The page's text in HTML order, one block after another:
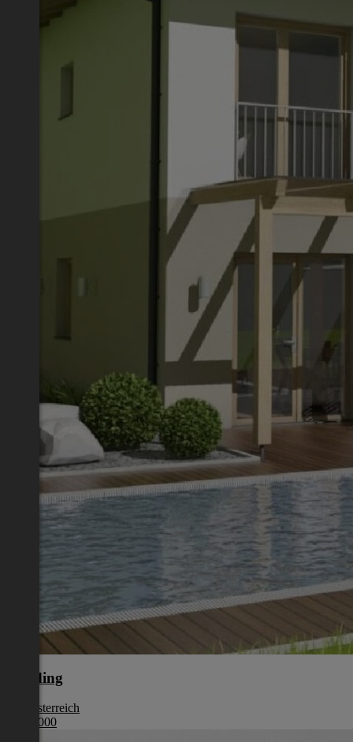
Eferding
Oberösterreich
€ 387 000